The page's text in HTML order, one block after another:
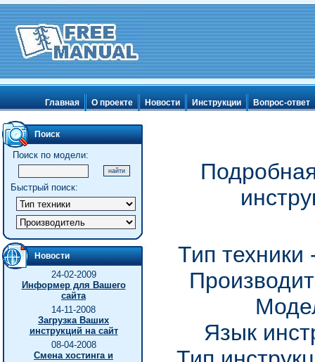
Главная О проекте Новости Инструкции Вопрос-ответ
Поиск
Поиск по модели:
Быстрый поиск:
Новости
24-02-2009
Информер для Вашего
сайта
14-11-2008
Загрузка Ваших
инструкций на сайт
08-04-2008
Смена хостинга и
Тип
Язык